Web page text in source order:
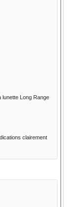
lunette Long Range
clairement